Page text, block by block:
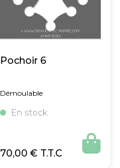
Pochoir 6
Démoulable
En stock
70,00€ 